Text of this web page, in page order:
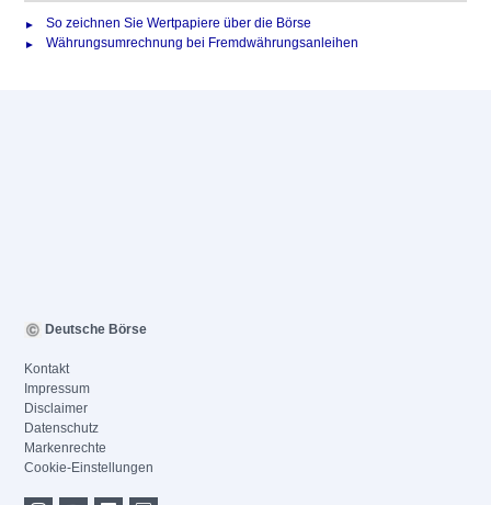
So zeichnen Sie Wertpapiere über die Börse
Währungsumrechnung bei Fremdwährungsanleihen
Deutsche Börse
Kontakt
Impressum
Disclaimer
Datenschutz
Markenrechte
Cookie-Einstellungen